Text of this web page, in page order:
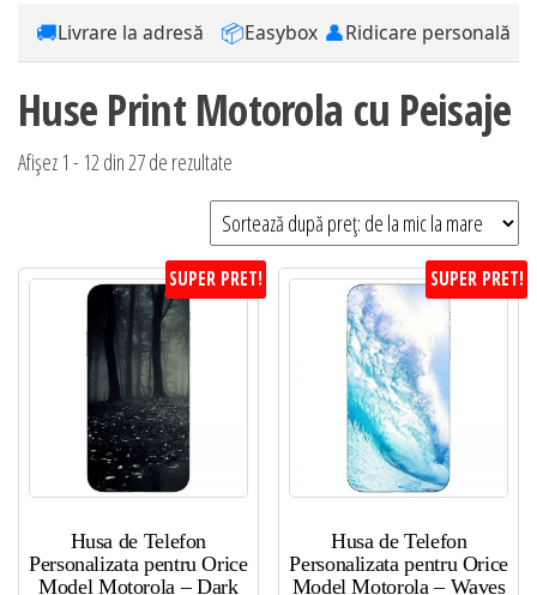
🚚Livrare la adresă 📦Easybox 👤Ridicare personală
Huse Print Motorola cu Peisaje
Afișez 1 - 12 din 27 de rezultate
după
preț:
de
la
SUPER PRET!
Husa de Telefon
Personalizata pentru Orice
Model Motorola – Dark
SUPER PRET!
Husa de Telefon
Personalizata pentru Orice
Model Motorola – Waves